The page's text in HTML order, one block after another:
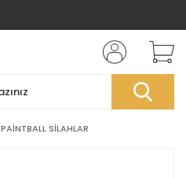
PAİNTBALL SİLAHLAR